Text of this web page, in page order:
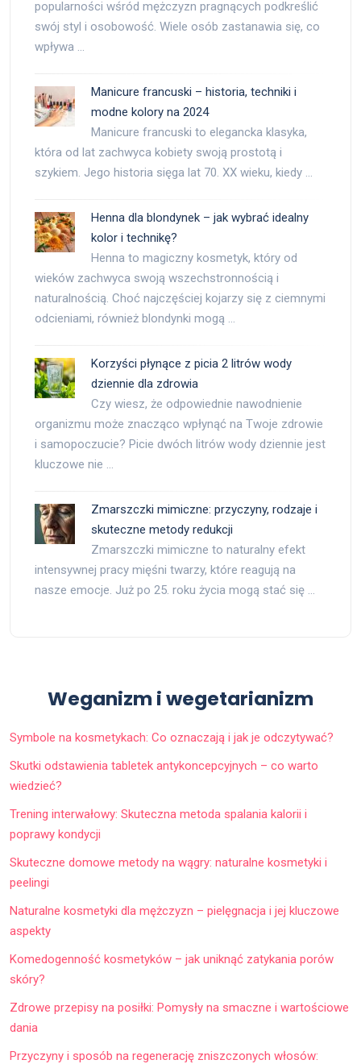
popularności wśród mężczyzn pragnących podkreślić
swój styl i osobowość. Wiele osób zastanawia się, co
wpływa …
Manicure francuski – historia, techniki i
modne kolory na 2024
Manicure francuski to elegancka klasyka,
która od lat zachwyca kobiety swoją prostotą i
szykiem. Jego historia sięga lat 70. XX wieku, kiedy …
Henna dla blondynek – jak wybrać idealny
kolor i technikę?
Henna to magiczny kosmetyk, który od
wieków zachwyca swoją wszechstronnością i
naturalnością. Choć najczęściej kojarzy się z ciemnymi
odcieniami, również blondynki mogą …
Korzyści płynące z picia 2 litrów wody
dziennie dla zdrowia
Czy wiesz, że odpowiednie nawodnienie
organizmu może znacząco wpłynąć na Twoje zdrowie
i samopoczucie? Picie dwóch litrów wody dziennie jest
kluczowe nie …
Zmarszczki mimiczne: przyczyny, rodzaje i
skuteczne metody redukcji
Zmarszczki mimiczne to naturalny efekt
intensywnej pracy mięśni twarzy, które reagują na
nasze emocje. Już po 25. roku życia mogą stać się …
Weganizm i wegetarianizm
Symbole na kosmetykach: Co oznaczają i jak je odczytywać?
Skutki odstawienia tabletek antykoncepcyjnych – co warto
wiedzieć?
Trening interwałowy: Skuteczna metoda spalania kalorii i
poprawy kondycji
Skuteczne domowe metody na wągry: naturalne kosmetyki i
peelingi
Naturalne kosmetyki dla mężczyzn – pielęgnacja i jej kluczowe
aspekty
Komedogenność kosmetyków – jak uniknąć zatykania porów
skóry?
Zdrowe przepisy na posiłki: Pomysły na smaczne i wartościowe
dania
Przyczyny i sposób na regenerację zniszczonych włosów: